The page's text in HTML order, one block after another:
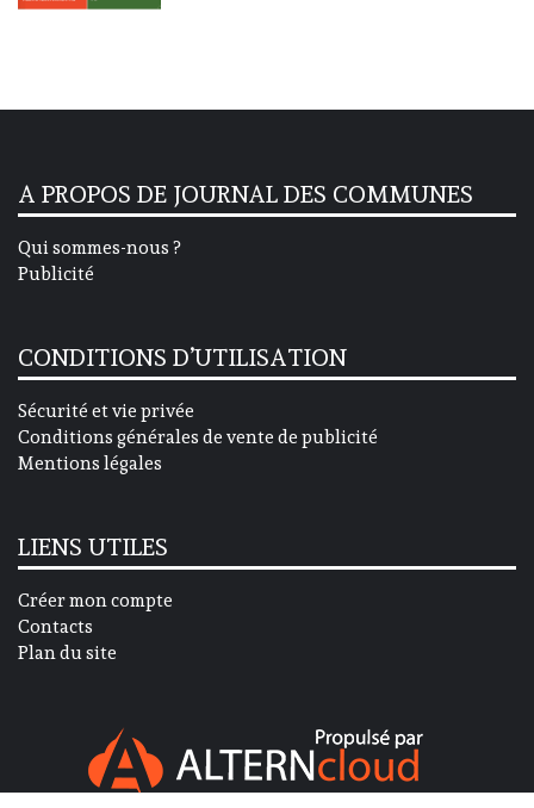
A PROPOS DE JOURNAL DES COMMUNES
Qui sommes-nous ?
Publicité
CONDITIONS D’UTILISATION
Sécurité et vie privée
Conditions générales de vente de publicité
Mentions légales
LIENS UTILES
Créer mon compte
Contacts
Plan du site